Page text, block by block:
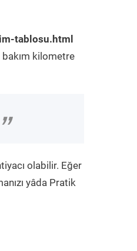
tablosu.html
kilometre
”
olabilir. Eğer
yâda Pratik